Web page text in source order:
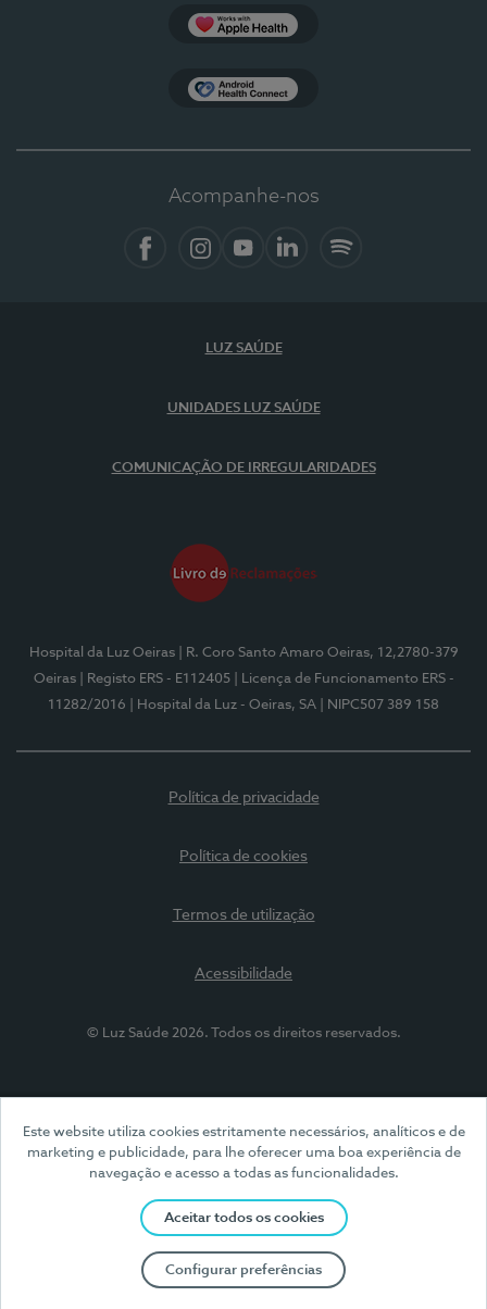
Este website utiliza cookies estritamente necessários, analíticos e de
marketing e publicidade, para lhe oferecer uma boa experiência de
navegação e acesso a todas as funcionalidades.
Aceitar todos os cookies
Configurar preferências
Acompanhe-nos
LUZ SAÚDE
UNIDADES LUZ SAÚDE
COMUNICAÇÃO DE IRREGULARIDADES
Hospital da Luz Oeiras
| R. Coro Santo Amaro Oeiras, 12,2780-379
Oeiras
| Registo ERS - E112405
| Licença de Funcionamento ERS -
11282/2016
| Hospital da Luz - Oeiras, SA | NIPC507 389 158
Política de privacidade
Política de cookies
Termos de utilização
Acessibilidade
© Luz Saúde 2026. Todos os direitos reservados.